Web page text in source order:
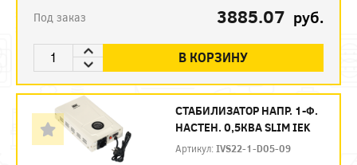
Под заказ 3885.07 руб.
В КОРЗИНУ
СТАБИЛИЗАТОР НАПР. 1-Ф.
НАСТЕН. 0,5КВА SLIM IEK
Артикул:IVS22-1-D05-09